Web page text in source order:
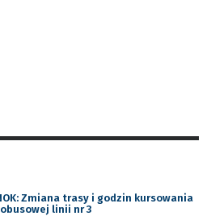
Zmiana trasy i godzin kursowania
linii nr 3